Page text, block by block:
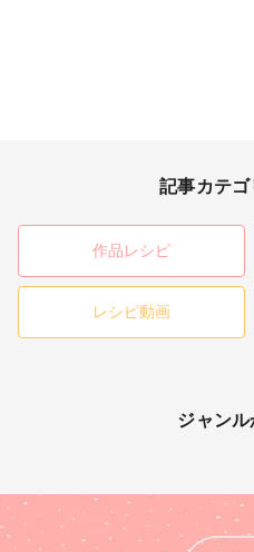
記事カテ
作品レシピ
レシピ動画
ジャンル